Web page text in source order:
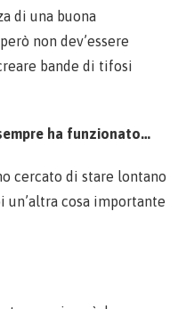
di una buona
non dev’essere
bande di tifosi
ha funzionato…
cercato di stare lontano
un’altra cosa importante